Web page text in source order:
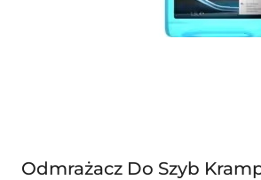
Odmrażacz Do Szyb